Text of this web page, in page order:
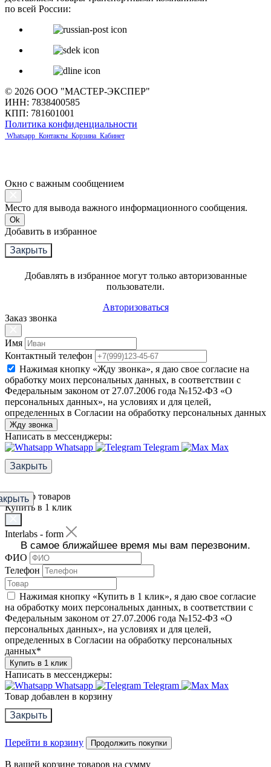
по всей России:
© 2026 ООО "МАСТЕР-ЭКСПЕР"
ИНН: 7838400585
КПП: 781601001
Политика конфиденциальности
Whatsapp Контакты Корзина Кабинет
Окно с важным сообщением
Место для вывода важного информационного сообщения.
Ok
Добавить в избранное
Закрыть
Добавлять в избранное могут только авторизованные
пользователи.
Авторизоваться
Заказ звонка
Имя
Контактный телефон
Нажимая кнопку «Жду звонка», я даю свое согласие на
обработку моих персональных данных, в соответствии с
Федеральным законом от 27.07.2006 года №152-ФЗ «О
персональных данных», на условиях и для целей,
определенных в Согласии на обработку персональных данных
Жду звонка
Написать в мессенджеры:
Whatsapp
Telegram
Max
Закрыть
Фильтр товаров
Купить в 1 клик
Interlabs - form
В самое ближайшее время мы вам перезвоним.
ФИО
Телефон
Нажимая кнопку «Купить в 1 клик», я даю свое согласие
на обработку моих персональных данных, в соответствии с
Федеральным законом от 27.07.2006 года №152-ФЗ «О
персональных данных», на условиях и для целей,
определенных в Согласии на обработку персональных
данных*
Купить в 1 клик
Написать в мессенджеры:
Whatsapp
Telegram
Max
Товар добавлен в корзину
Закрыть
Перейти в корзину Продолжить покупки
В вашей корзине товаров на сумму